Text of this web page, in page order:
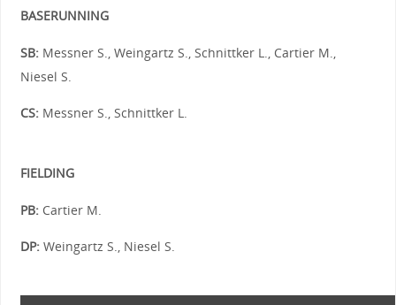
BASERUNNING
SB:Messner S., Weingartz S., Schnittker L., Cartier M.,
Niesel S.
CS:Messner S., Schnittker L.
FIELDING
PB:Cartier M.
DP:Weingartz S., Niesel S.